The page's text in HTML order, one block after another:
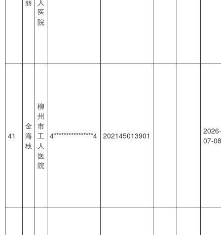
医
院
41
金
海
枝
柳
州
市
工
人
医
院
4****************4 202145013901
2026-
07-08